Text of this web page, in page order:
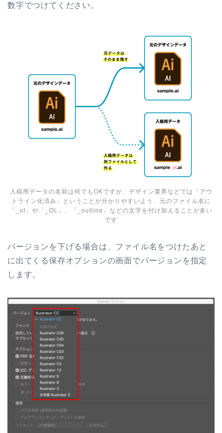
数字でつけてください。
入稿用データの名前は何でもOKですが、デザイン業界などでは「アウ
トライン化済み」ということが分かりやすいよう、元のファイル名に
「_ol」や「_OL」、「_outline」などの文字を付け加えることが多い
です
バージョンを下げる場合は、ファイル名をつけたあと
に出てくる保存オプションの画面でバージョンを指定
します。